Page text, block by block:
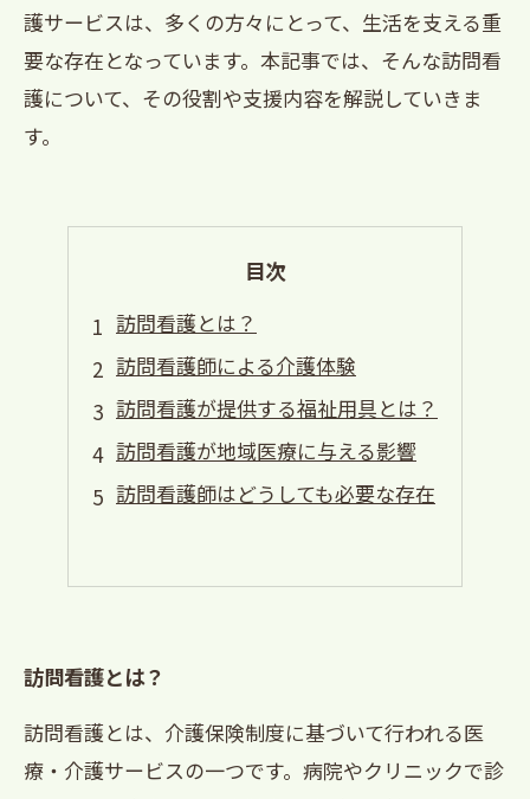
護サービスは、多くの方々にとって、生活を支える重
要な存在となっています。本記事では、そんな訪問看
護について、その役割や支援内容を解説していきま
す。
目次
訪問看護とは？
訪問看護師による介護体験
訪問看護が提供する福祉用具とは？
訪問看護が地域医療に与える影響
訪問看護師はどうしても必要な存在
訪問看護とは？
訪問看護とは、介護保険制度に基づいて行われる医
療・介護サービスの一つです。病院やクリニックで診